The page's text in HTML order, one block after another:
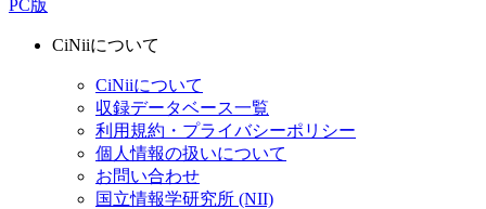
PC版
CiNiiについて
CiNiiについて
収録データベース一覧
利用規約・プライバシーポリシー
個人情報の扱いについて
お問い合わせ
国立情報学研究所 (NII)